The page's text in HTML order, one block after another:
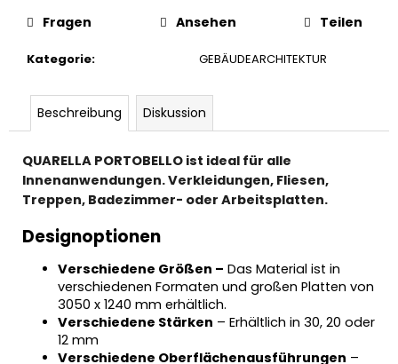
Kategorie: GEBÄUDEARCHITEKTUR
Fragen Ansehen Teilen
Beschreibung Diskussion
QUARELLA PORTOBELLO ist ideal für alle
Innenanwendungen. Verkleidungen, Fliesen,
Treppen, Badezimmer- oder Arbeitsplatten.
Designoptionen
Verschiedene Größen – Das Material ist in
verschiedenen Formaten und großen Platten von
3050 x 1240 mm erhältlich.
Verschiedene Stärken – Erhältlich in 30, 20 oder
12 mm
Verschiedene Oberflächenausführungen –